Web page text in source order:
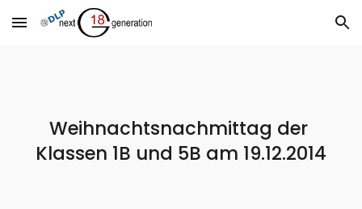
Skip to main content Skip to navigation
Weihnachtsnachmittag der
Klassen 1B und 5B am 19.12.2014